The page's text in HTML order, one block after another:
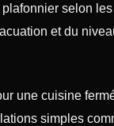
selon
et du
une cuisine
simples